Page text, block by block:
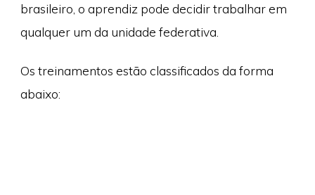
brasileiro, o aprendiz pode decidir trabalhar em
qualquer um da unidade federativa.
Os treinamentos estão classificados da forma
abaixo: